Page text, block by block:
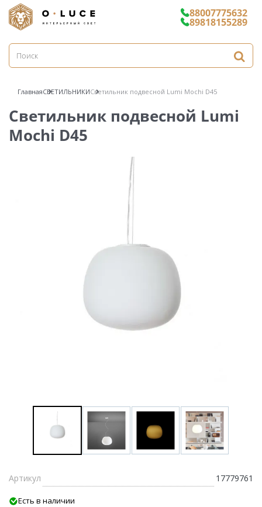
88007775632
89818155289
ГлавнаяСВЕТИЛЬНИКИСветильник подвесной Lumi Mochi D45
Светильник подвесной Lumi
Mochi D45
Артикул 17779761
Есть в наличии